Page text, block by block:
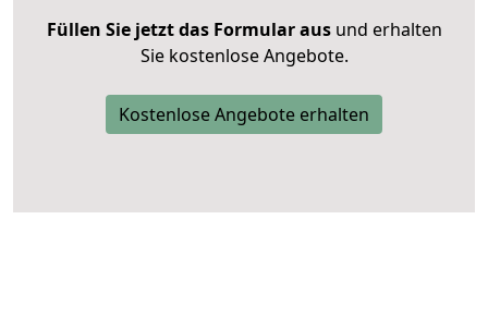
Füllen Sie jetzt das Formular ausund erhalten
Sie kostenlose Angebote.
Kostenlose Angebote erhalten